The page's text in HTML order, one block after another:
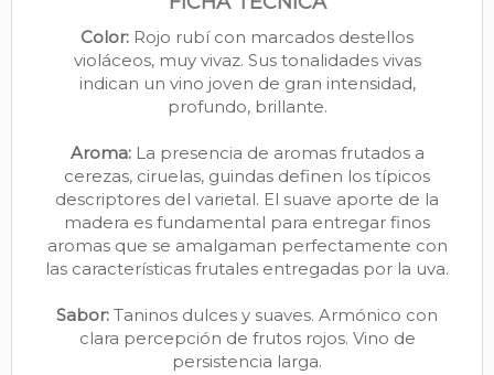
Color: Rojo rubí con marcados destellos
violáceos, muy vivaz. Sus tonalidades vivas
indican un vino joven de gran intensidad,
profundo, brillante.
Aroma:La presencia de aromas frutados a
cerezas, ciruelas, guindas definen los típicos
descriptores del varietal. El suave aporte de la
madera es fundamental para entregar finos
aromas que se amalgaman perfectamente con
las características frutales entregadas por la uva.
Sabor: Taninos dulces y suaves. Armónico con
clara percepción de frutos rojos. Vino de
persistencia larga.